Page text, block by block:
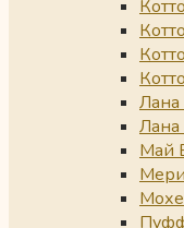
Лана
Лана
Май